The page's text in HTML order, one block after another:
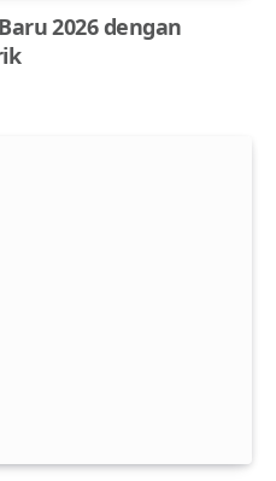
2026 dengan